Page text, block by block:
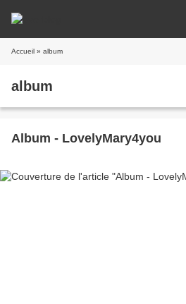
Accueil » album
album
Album - LovelyMary4you